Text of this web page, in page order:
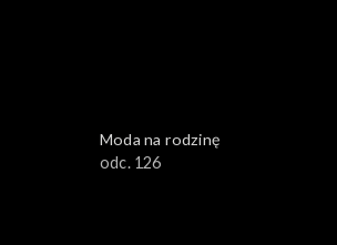
Moda na rodzinę
odc. 126